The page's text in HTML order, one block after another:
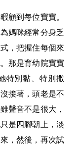
顧到每位寶寶。
媽咪經常分身乏
，把握住每個來
那是育幼院寶寶
特別黏、特別撒
接著，頭老是不
聲音不是很大，
是四腳朝上，淡
，然後，再次試